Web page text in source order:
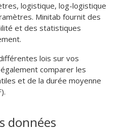
logistique, log-logistique
Minitab fournit des
et des statistiques
lois sur vos
comparer les
et de la durée moyenne
données